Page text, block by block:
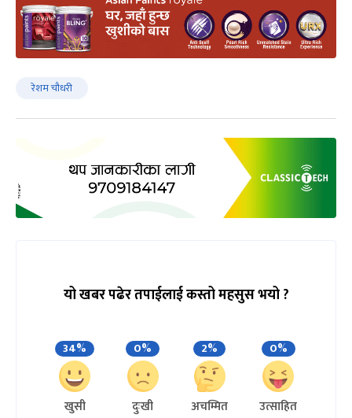
रेशम चौधरी
यो खबर पढेर तपाईलाई कस्तो महसुस भयो ?
34%
खुसी
0%
दुःखी
2%
अचम्मित
0%
उत्साहित